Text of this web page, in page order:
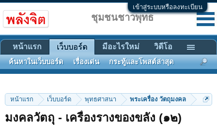
เข้าสู่ระบบหรือลงทะเบียน
หน้าแรก เว็บบอร์ด พุทธศาสนา พระเครื่อง วัตถุมงคล
มงคลวัตถุ - เครื่องรางของขลัง (๑๒)
1 2 3 4 5 6 → 35 ถัดไป >
ชุมชนชาวพุทธ
หน้าแรก เว็บบอร์ด
ค้นหาในเว็บบอร์ด เรื่องเด่น กระทู้และโพสต์ล่าสุด
มีอะไรใหม่ วิดีโอ